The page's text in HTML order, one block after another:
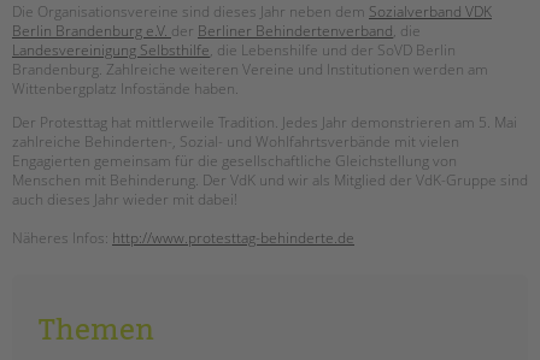
unkuerzbar
Briefe an Kai
PRESSE
Magazin
KONTAKT
Impressum
Intranet
Die Organisationsvereine sind dieses Jahr neben dem Sozialverband VDK
Berlin Brandenburg e.V. der Berliner Behindertenverband, die
Landesvereinigung Selbsthilfe, die Lebenshilfe und der SoVD Berlin
Brandenburg. Zahlreiche weiteren Vereine und Institutionen werden am
Wittenbergplatz Infostände haben.
Der Protesttag hat mittlerweile Tradition. Jedes Jahr demonstrieren am 5. Mai
zahlreiche Behinderten-, Sozial- und Wohlfahrtsverbände mit vielen
Engagierten gemeinsam für die gesellschaftliche Gleichstellung von
Menschen mit Behinderung. Der VdK und wir als Mitglied der VdK-Gruppe sind
auch dieses Jahr wieder mit dabei!
Näheres Infos: http://www.protesttag-behinderte.de
Themen